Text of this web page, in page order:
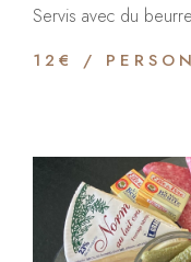
Servis avec du
12€ /